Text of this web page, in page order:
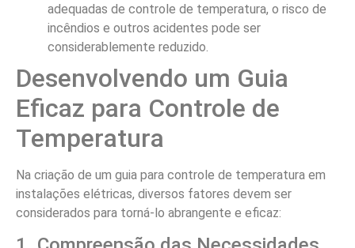
adequadas de controle de temperatura, o risco de
incêndios e outros acidentes pode ser
considerablemente reduzido.
Desenvolvendo um Guia
Eficaz para Controle de
Temperatura
Na criação de um guia para controle de temperatura em
instalações elétricas, diversos fatores devem ser
considerados para torná-lo abrangente e eficaz: